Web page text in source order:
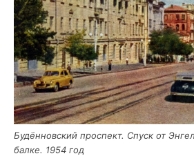
Будён­нов­ский про­спект. Спуск от
бал­ке. 1954 год